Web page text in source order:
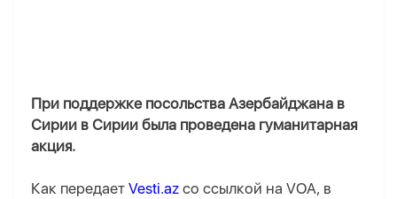
При поддержке посольства Азербайджана в
Сирии в Сирии была проведена гуманитарная
акция.
Как передает Vesti.az со ссылкой на VOA, в